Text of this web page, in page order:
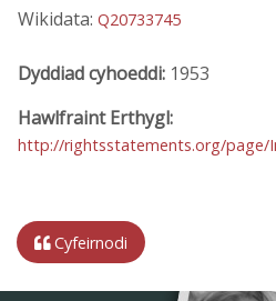
Wikidata: Q20733745
Dyddiad cyhoeddi: 1953
Hawlfraint Erthygl:
http://rightsstatements.org/page/
Cyfeirnodi